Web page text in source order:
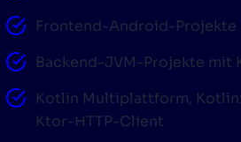
Frontend-Android-Projekte
Backend-JVM-Projekte mit
Kotlin Multiplattform,
Ktor-HTTP-Client